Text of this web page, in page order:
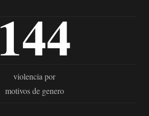
144
violencia por
motivos de genero